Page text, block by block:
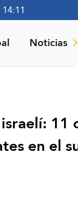
Noticias
11
en el